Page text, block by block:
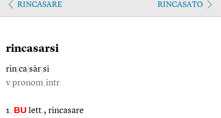
RINCASARE RINCASATO
rincasarsi
rin ca sàr si
v.pronom.intr.
1. BU lett., rincasare